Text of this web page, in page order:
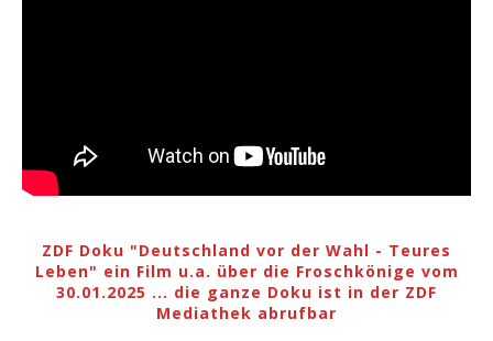
ZDF Doku "Deutschland vor der Wahl - Teures
Leben" ein Film u.a. über die Froschkönige vom
30.01.2025 ... die ganze Doku ist in der ZDF
Mediathek abrufbar